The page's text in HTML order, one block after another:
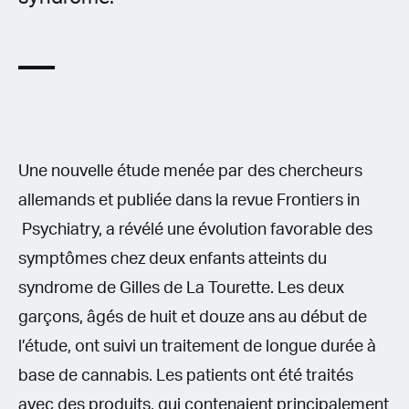
Une nouvelle étude menée par des chercheurs
allemands et publiée dans la revue Frontiers in
Psychiatry, a révélé une évolution favorable des
symptômes chez deux enfants atteints du
syndrome de Gilles de La Tourette. Les deux
garçons, âgés de huit et douze ans au début de
l’étude, ont suivi un traitement de longue durée à
base de cannabis. Les patients ont été traités
avec des produits, qui contenaient principalement